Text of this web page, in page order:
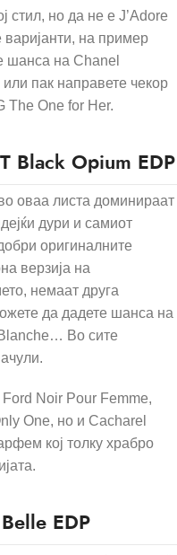
стил, но да не е J’Adore
варијанти, на пример
шанса на Chanel
пак направете чекор
The One for Her.
Black Opium EDP
оваа листа доминираат
дури и самиот
оригиналните
верзија на
немаат друга
да дадете шанса на
Во сите
Noir Pour Femme,
One, но и Cacharel
кој толку храбро
EDP